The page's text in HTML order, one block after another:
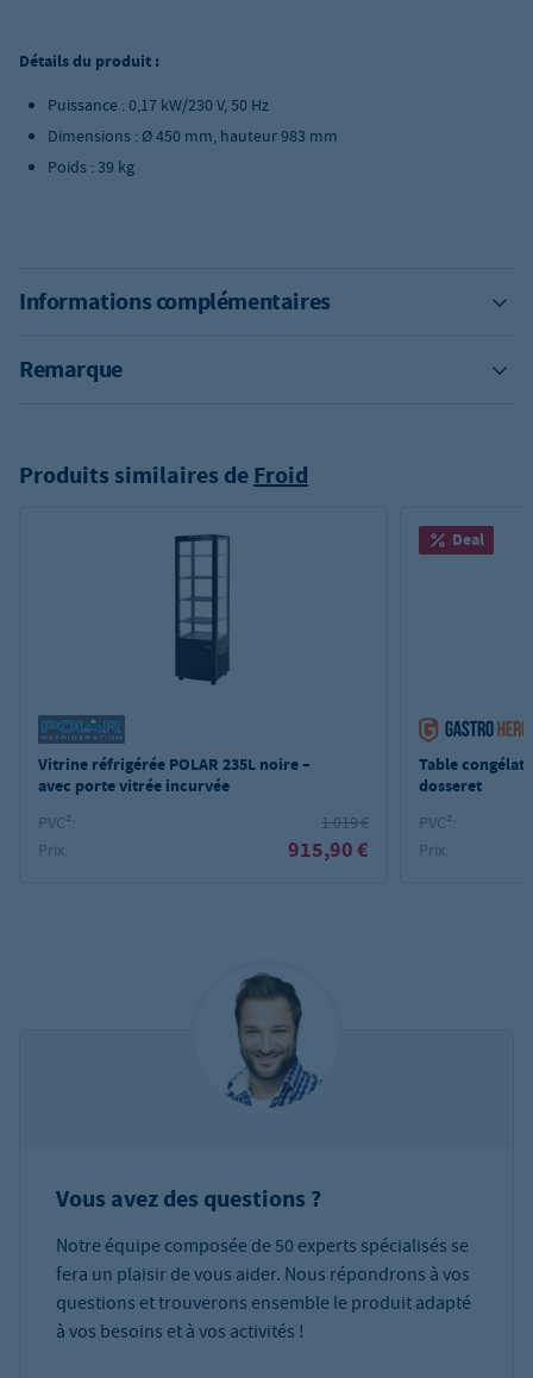
Détails du produit :
Puissance : 0,17 kW/230 V, 50 Hz
Dimensions : Ø 450 mm, hauteur 983 mm
Poids : 39 kg
Informations complémentaires
Remarque
Produits similaires deFroid
Vitrine réfrigérée POLAR 235L noire –
avec porte vitrée incurvée
PVC²:
1.019 €
Prix:
915,90 €
Deal
Table
dosseret
PVC²:
Prix:
Vous avez des questions ?
Notre équipe composée de 50 experts spécialisés se
fera un plaisir de vous aider. Nous répondrons à vos
questions et trouverons ensemble le produit adapté
à vos besoins et à vos activités !